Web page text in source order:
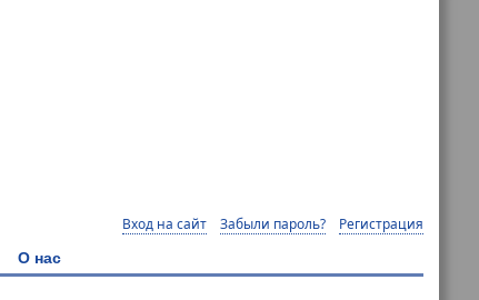
Вход на сайт Забыли пароль? Регистрация
О нас